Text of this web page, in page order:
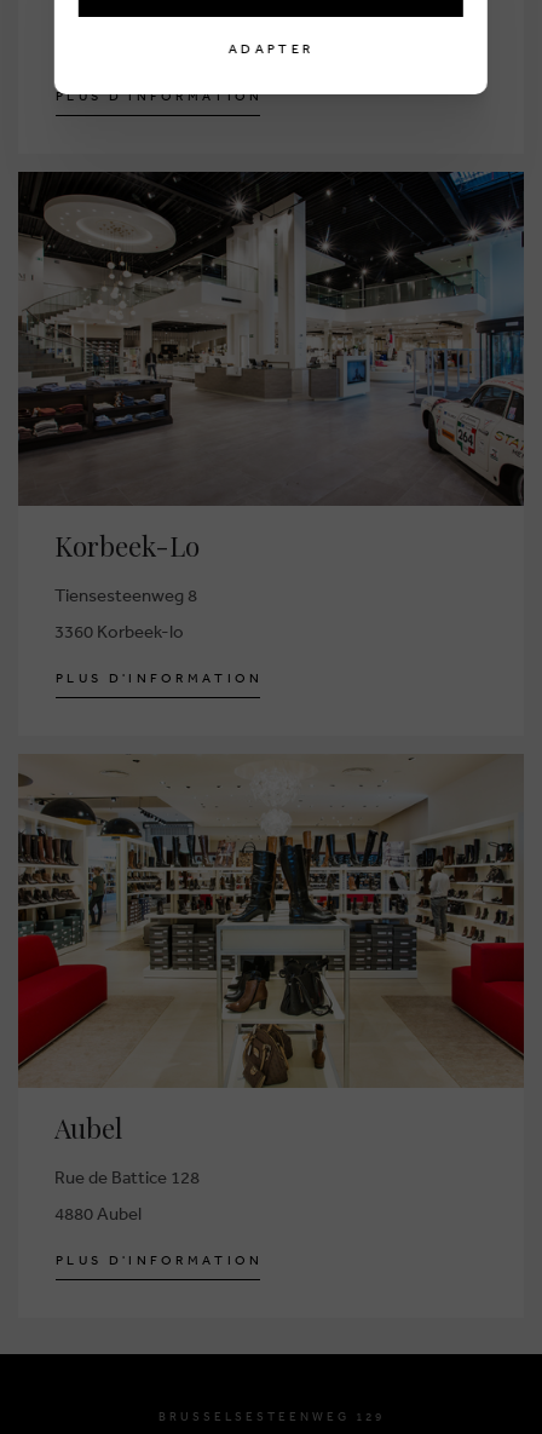
Brusselsesteenweg 129
PLUS D'INFORMATION
Korbeek-Lo
Tiensesteenweg 8
3360 Korbeek-lo
P L U S D ' I N FO R MAT I O N
Aubel
Rue de Battice 128
4880 Aubel
P L U S D ' I N FO R MAT I O N
BRUSSELSESTEENWEG 129
ADAPTER